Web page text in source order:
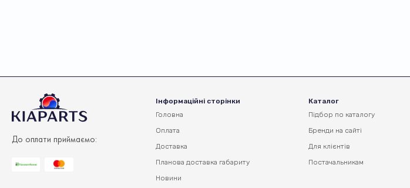
До оплати приймаємо:
Інформаційні сторінки
Головна
Оплата
Доставка
Планова доставка габариту
Новини
Каталог
Підбор по каталогу
Бренди на сайті
Для клієнтів
Постачальникам